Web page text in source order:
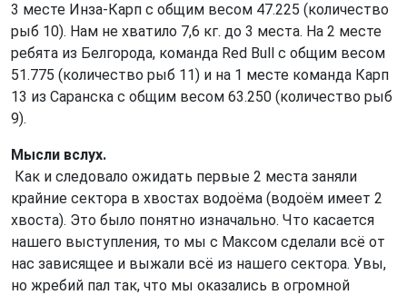
3 месте Инза-Карп с общим весом 47.225 (количество
рыб 10). Нам не хватило 7,6 кг. до 3 места. На 2 месте
ребята из Белгорода, команда Red Bull с общим весом
51.775 (количество рыб 11) и на 1 месте команда Карп
13 из Саранска с общим весом 63.250 (количество рыб
9).
Мысли вслух.
Как и следовало ожидать первые 2 места заняли
крайние сектора в хвостах водоёма (водоём имеет 2
хвоста). Это было понятно изначально. Что касается
нашего выступления, то мы с Максом сделали всё от
нас зависящее и выжали всё из нашего сектора. Увы,
но жребий пал так, что мы оказались в огромной